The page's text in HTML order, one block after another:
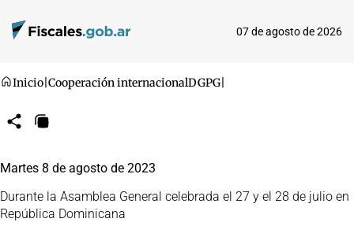
07 de agosto de 2026
Inicio Cooperación internacionalDGPG
CompartirCopiar
Martes 8 de agosto de 2023
Durante la Asamblea General celebrada el 27 y el 28 de julio en
República Dominicana